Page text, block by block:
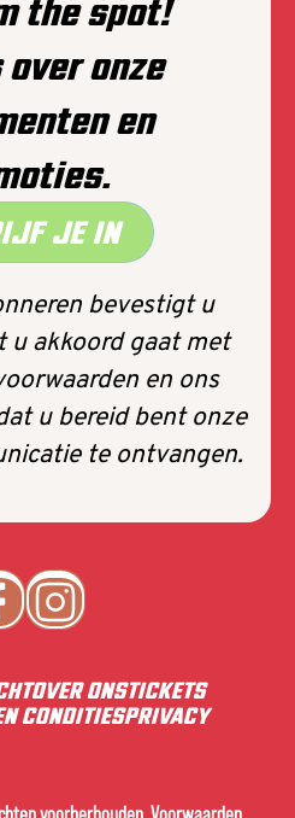
the spot!
onze
en
JE IN
bevestigt u
u akkoord gaat met
en ons
u bereid bent onze
te ontvangen.
OVER ONSTICKETS
CONDITIESPRIVACY